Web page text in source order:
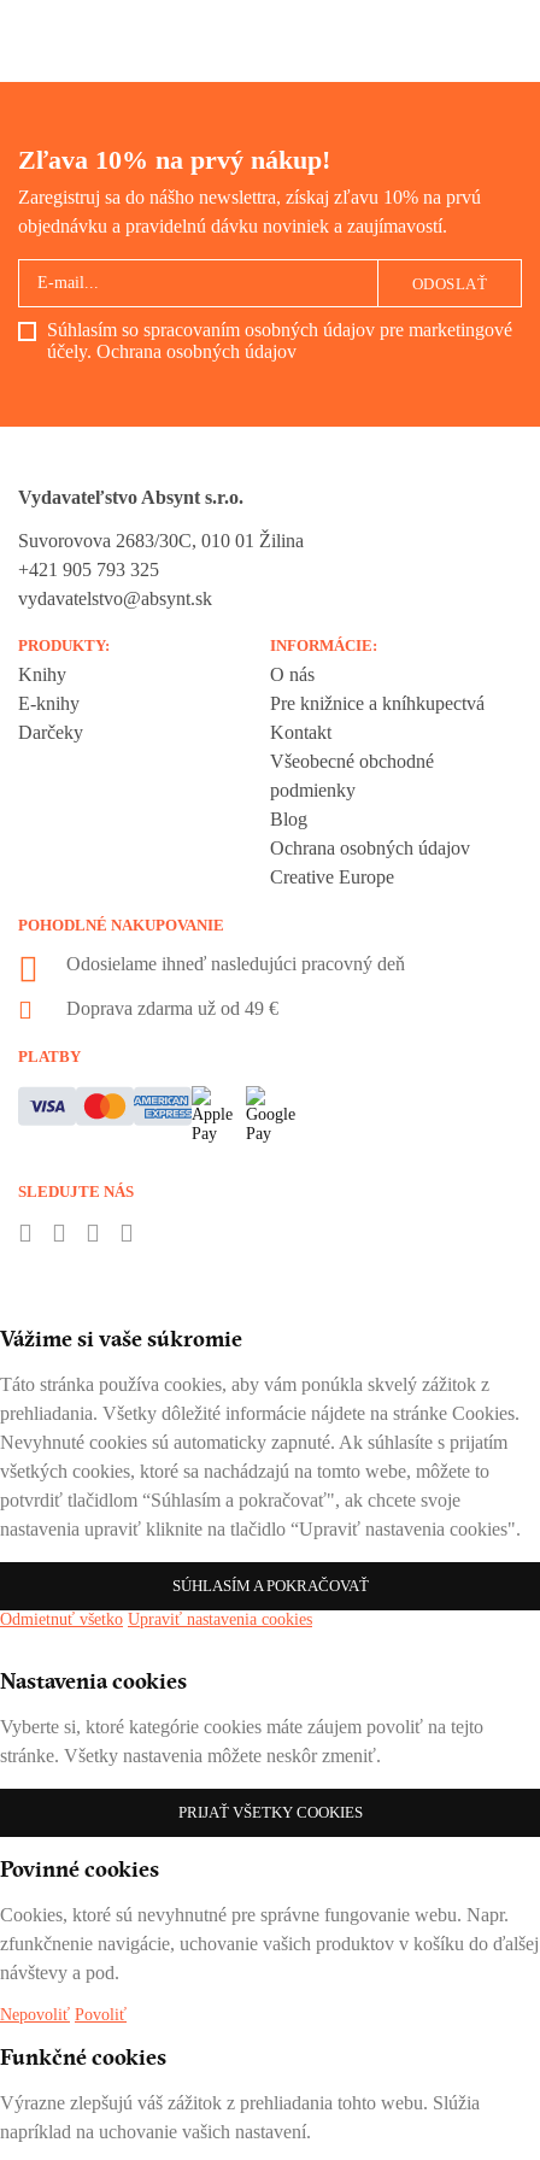
Zľava 10% na prvý nákup!
Zaregistruj sa do nášho newslettra, získaj zľavu 10% na prvú
objednávku a pravidelnú dávku noviniek a zaujímavostí.
Súhlasím so spracovaním osobných údajov pre marketingové
účely. Ochrana osobných údajov
ODOSLAŤ
Vydavateľstvo Absynt s.r.o.
Suvorovova 2683/30C, 010 01 Žilina
+421 905 793 325
vydavatelstvo@absynt.sk
PRODUKTY:
Knihy
E-knihy
Darčeky
INFORMÁCIE:
O nás
Pre knižnice a kníhkupectvá
Kontakt
Všeobecné obchodné
podmienky
Blog
Ochrana osobných údajov
Creative Europe
POHODLNÉ NAKUPOVANIE
Odosielame ihneď nasledujúci pracovný deň
Doprava zdarma už od 49 €
PLATBY
SLEDUJTE NÁS
Vážime si vaše súkromie
Táto stránka používa cookies, aby vám ponúkla skvelý zážitok z
prehliadania. Všetky dôležité informácie nájdete na stránke Cookies.
Nevyhnuté cookies sú automaticky zapnuté. Ak súhlasíte s prijatím
všetkých cookies, ktoré sa nachádzajú na tomto webe, môžete to
potvrdiť tlačidlom “Súhlasím a pokračovať", ak chcete svoje
nastavenia upraviť kliknite na tlačidlo “Upraviť nastavenia cookies".
SÚHLASÍM A POKRAČOVAŤ
Odmietnuť všetko Upraviť nastavenia cookies
Nastavenia cookies
Vyberte si, ktoré kategórie cookies máte záujem povoliť na tejto
stránke. Všetky nastavenia môžete neskôr zmeniť.
PRIJAŤ VŠETKY COOKIES
Povinné cookies
Cookies, ktoré sú nevyhnutné pre správne fungovanie webu. Napr.
zfunkčnenie navigácie, uchovanie vašich produktov v košíku do ďalšej
návštevy a pod.
Nepovoliť Povoliť
Funkčné cookies
Výrazne zlepšujú váš zážitok z prehliadania tohto webu. Slúžia
napríklad na uchovanie vašich nastavení.